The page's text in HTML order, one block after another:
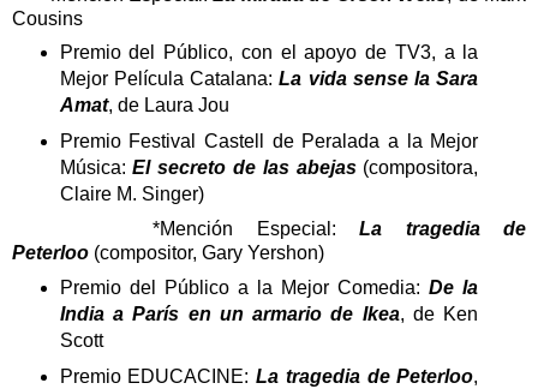
Cousins
Premio del Público, con el apoyo de TV3, a la
Mejor Película Catalana:La vida sense la Sara
Amat, de Laura Jou
Premio Festival Castell de Peralada a la Mejor
Música:El secreto de las abejas(compositora,
Claire M. Singer)
*Mención Especial: La tragedia de
Peterloo (compositor, Gary Yershon)
Premio del Público a la Mejor Comedia:De la
India a París en un armario de Ikea, de Ken
Scott
Premio EDUCACINE:La tragedia de Peterloo,